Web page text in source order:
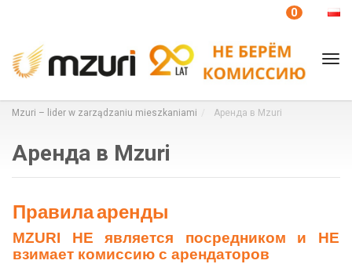
0
Mzuri – lider w zarządzaniu mieszkaniami Аренда в Mzuri
Аренда в Mzuri
Правилааренды
MZURI НЕ является посредником и НЕ
взимает комиссию с арендаторов